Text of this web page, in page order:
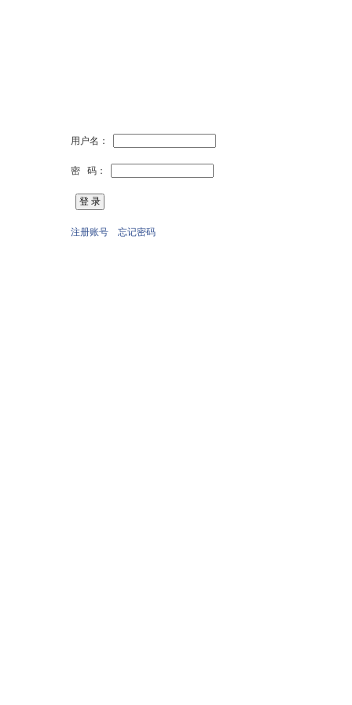
用户名：
密 码：
注册账号 忘记密码